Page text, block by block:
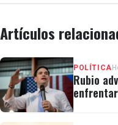
Artículos
POLÍTICA
Rubio